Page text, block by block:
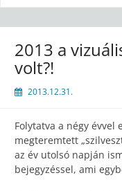
2013 a
volt?!
2013.12.31.
Folytatva a négy évvel
megteremtett
az év utolsó napján
bejegyzéssel, ami